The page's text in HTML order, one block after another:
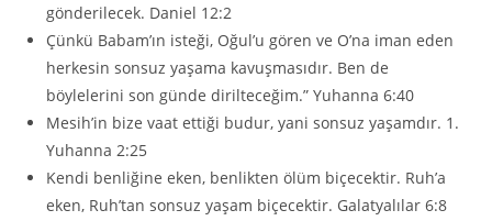
gönderilecek. Daniel 12:2
Çünkü Babam’ın isteği, Oğul’u gören ve O’na iman eden
herkesin sonsuz yaşama kavuşmasıdır. Ben de
böylelerini son günde dirilteceğim.” Yuhanna 6:40
Mesih’in bize vaat ettiği budur, yani sonsuz yaşamdır. 1.
Yuhanna 2:25
Kendi benliğine eken, benlikten ölüm biçecektir. Ruh’a
eken, Ruh’tan sonsuz yaşam biçecektir. Galatyalılar 6:8